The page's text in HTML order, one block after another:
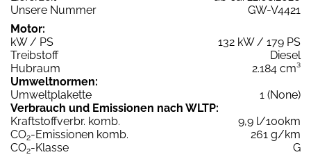
Unsere Nummer
GW-V4421
Motor:
kW / PS
132 kW / 179 PS
Treibstoff
Diesel
Hubraum
2.184 cm³
Umweltnormen:
Umweltplakette
1 (None)
Verbrauch und Emissionen nach WLTP:
Kraftstoffverbr. komb.
9,9 l/100km
CO2-Emissionen komb.
261 g/km
CO2-Klasse
G